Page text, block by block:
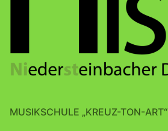
MUSIKSCHULE „KREUZ-TON-ART“